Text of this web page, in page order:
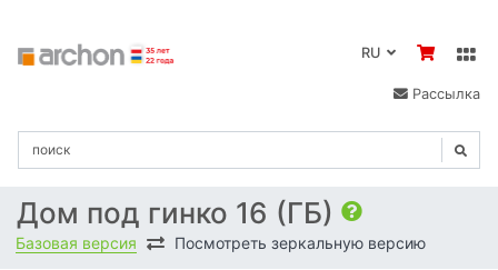
Рассылка
Дом под гинко 16 (ГБ)
Базовая версия Посмотреть зеркальную версию